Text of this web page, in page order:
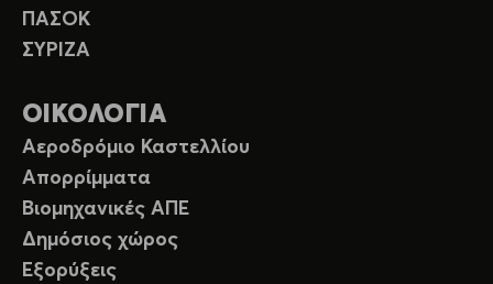
ΠΑΣΟΚ
ΣΥΡΙΖΑ
ΟΙΚΟΛΟΓΙΑ
Αεροδρόμιο Καστελλίου
Απορρίμματα
Βιομηχανικές ΑΠΕ
Δημόσιος χώρος
Εξορύξεις